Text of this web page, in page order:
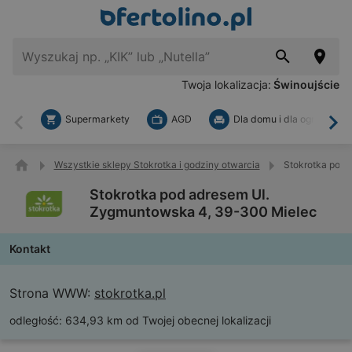
Twoja lokalizacja: Świnoujście
Wstecz
Supermarkety AGD Dla domu i dla ogrodu
Wszystkie sklepy Stokrotka i godziny otwarcia Stokrotka pod
Stokrotka pod adresem Ul.
Zygmuntowska 4, 39-300 Mielec
Kontakt
Strona WWW: stokrotka.pl
odległość: 634,93 km od Twojej obecnej lokalizacji